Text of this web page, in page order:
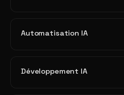
Automatisation IA
Développement IA